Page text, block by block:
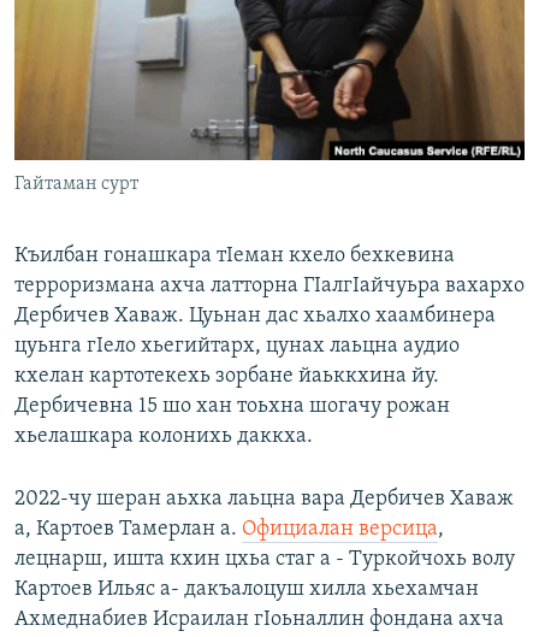
Гайтаман сурт
Къилбан гонашкара тIеман кхело бехкевина
терроризмана ахча латторна ГIалгIайчуьра вахархо
Дербичев Хаваж. Цуьнан дас хьалхо хаамбинера
цуьнга гIело хьегийтарх, цунах лаьцна аудио
кхелан картотекехь зорбане йаьккхина йу.
Дербичевна 15 шо хан тоьхна шогачу рожан
хьелашкара колонихь даккха.
2022-чу шеран аьхка лаьцна вара Дербичев Хаваж
а, Картоев Тамерлан а. Официалан версица,
лецнарш, ишта кхин цхьа стаг а - Туркойчохь волу
Картоев Ильяс а- дакъалоцуш хилла хьехамчан
Ахмеднабиев Исраилан гIоьналлин фондана ахча